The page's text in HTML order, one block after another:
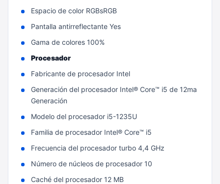
Espacio de color RGBsRGB
Pantalla antirreflectante Yes
Gama de colores 100%
Procesador
Fabricante de procesador Intel
Generación del procesador Intel® Core™ i5 de 12ma
Generación
Modelo del procesador i5-1235U
Familia de procesador Intel® Core™ i5
Frecuencia del procesador turbo 4,4 GHz
Número de núcleos de procesador 10
Caché del procesador 12 MB